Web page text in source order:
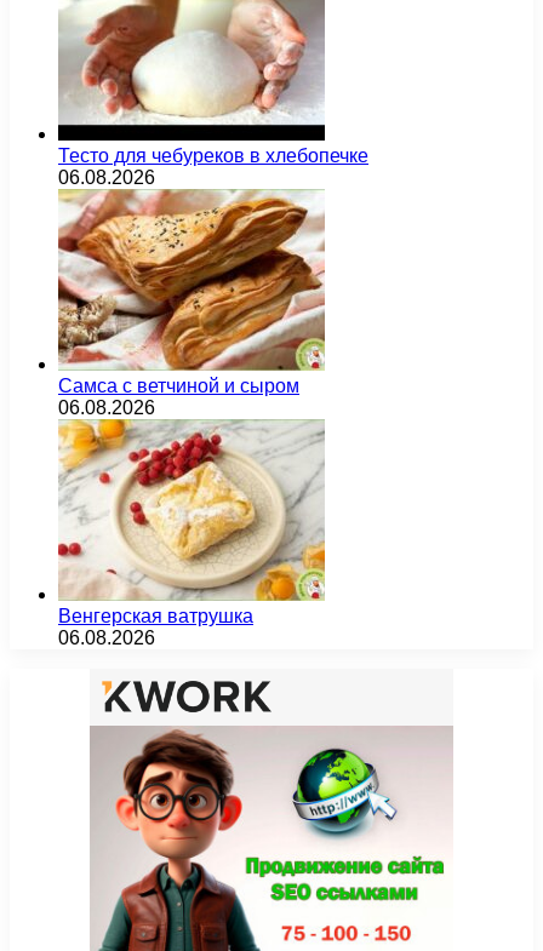
Тесто для чебуреков в хлебопечке
06.08.2026
Самса с ветчиной и сыром
06.08.2026
Венгерская ватрушка
06.08.2026